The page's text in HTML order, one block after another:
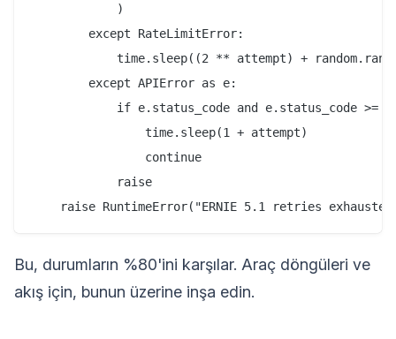
            )
        except RateLimitError:
time.sleep((2 ** attempt) +
        except APIError as e:
if e.status_code and e.status_code >=
                time.sleep(1 + attempt)
                continue
            raise
Bu, durumların %80'ini karşılar. Araç döngüleri ve
akış için, bunun üzerine inşa edin.